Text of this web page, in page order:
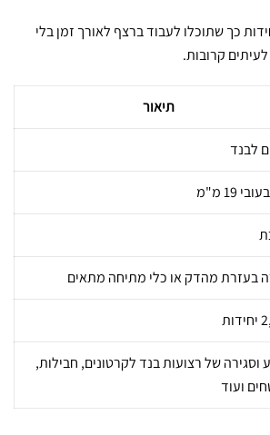
כולל 2,000 יחידות כך שתוכלו לעבוד ברצף לאורך זמן בלי
קרובות.
תיאור
לבנד
19 מ"מ
בעזרת מהדק או כלי מתיחה מתאים
וסגירה של רצועות בנד לקרטונים, חבילות,
ועוד